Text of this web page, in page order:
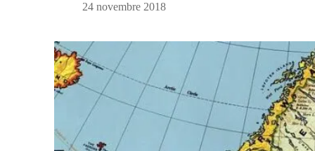
24 novembre 2018